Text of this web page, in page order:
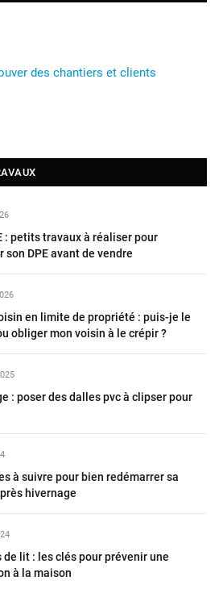
: petits travaux à réaliser pour
son DPE avant de vendre
en limite de propriété : puis-je le
obliger mon voisin à le crépir ?
: poser des dalles pvc à clipser pour
à suivre pour bien redémarrer sa
hivernage
de lit : les clés pour prévenir une
à la maison